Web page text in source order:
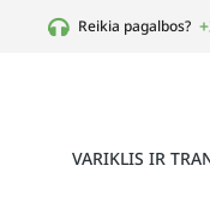
Reikia pagalbos?
VARIKLIS IR